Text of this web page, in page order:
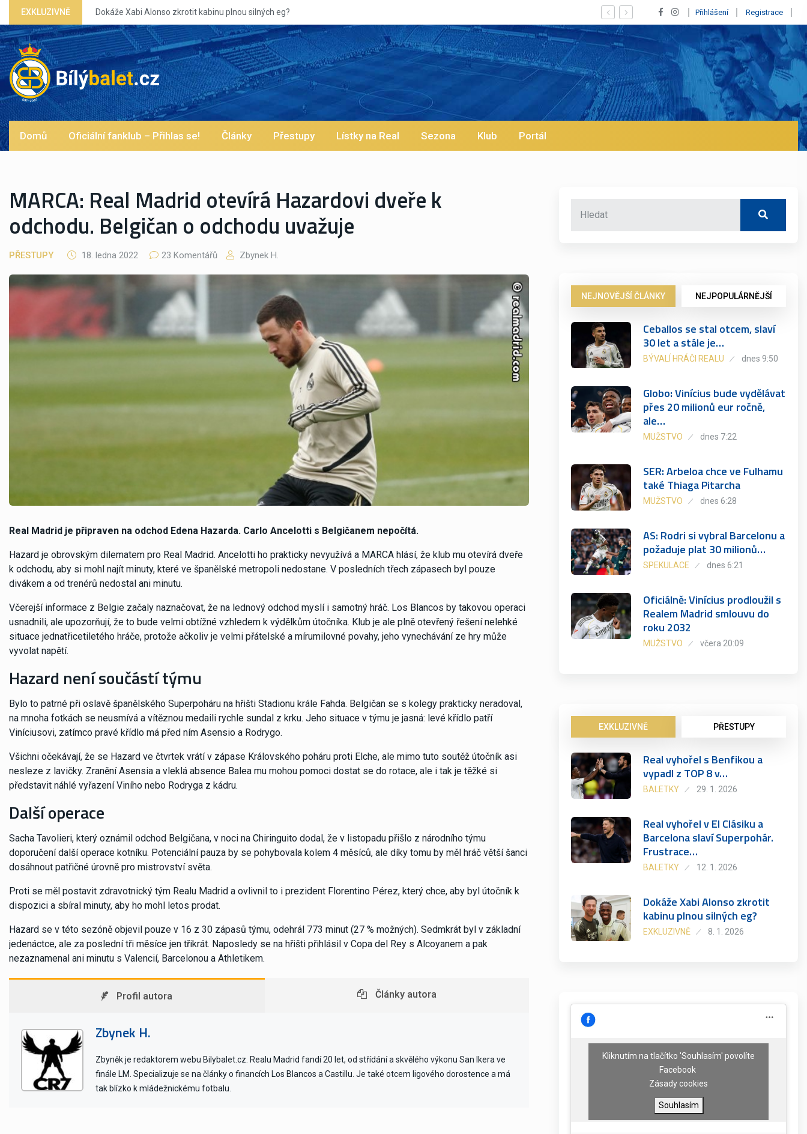
EXKLUZIVNĚDokáže Xabi Alonso zkrotit kabinu plnou silných eg? Vypískaný Vinícius! Blíží se jeho odchod z Realu a pustí
Přihlášení Registrace
Domů Oficiální fanklub – Přihlas se! Články Přestupy Lístky na Real Sezona Klub Portál
MARCA: Real Madrid otevírá Hazardovi dveře k
odchodu. Belgičan o odchodu uvažuje
PŘESTUPY 18. ledna 2022 23 Komentářů Zbynek H.
Real Madrid je připraven na odchod Edena Hazarda. Carlo Ancelotti s Belgičanem nepočítá.
Hazard je obrovským dilematem pro Real Madrid. Ancelotti ho prakticky nevyužívá a MARCA hlásí, že klub mu otevírá dveře
k odchodu, aby si mohl najít minuty, které ve španělské metropoli nedostane. V posledních třech zápasech byl pouze
divákem a od trenérů nedostal ani minutu.
Včerejší informace z Belgie začaly naznačovat, že na lednový odchod myslí i samotný hráč. Los Blancos by takovou operaci
usnadnili, ale upozorňují, že to bude velmi obtížné vzhledem k výdělkům útočníka. Klub je ale plně otevřený řešení nelehké
situace jednatřicetiletého hráče, protože ačkoliv je velmi přátelské a mírumilovné povahy, jeho vynechávání ze hry může
vyvolat napětí.
Hazard není součástí týmu
Bylo to patrné při oslavě španělského Superpoháru na hřišti Stadionu krále Fahda. Belgičan se s kolegy prakticky neradoval,
na mnoha fotkách se neusmívá a vítěznou medaili rychle sundal z krku. Jeho situace v týmu je jasná: levé křídlo patří
Viníciusovi, zatímco pravé křídlo má před ním Asensio a Rodrygo.
Všichni očekávají, že se Hazard ve čtvrtek vrátí v zápase Královského poháru proti Elche, ale mimo tuto soutěž útočník asi
nesleze z lavičky. Zranění Asensia a vleklá absence Balea mu mohou pomoci dostat se do rotace, ale i tak je těžké si
představit náhlé vyřazení Viního nebo Rodryga z kádru.
Další operace
Sacha Tavolieri, který oznámil odchod Belgičana, v noci na Chiringuito dodal, že v listopadu přišlo z národního týmu
doporučení další operace kotníku. Potenciální pauza by se pohybovala kolem 4 měsíců, ale díky tomu by měl hráč větší šanci
dosáhnout patřičné úrovně pro mistrovství světa.
Proti se měl postavit zdravotnický tým Realu Madrid a ovlivnil to i prezident Florentino Pérez, který chce, aby byl útočník k
dispozici a sbíral minuty, aby ho mohl letos prodat.
Hazard se v této sezóně objevil pouze v 16 z 30 zápasů týmu, odehrál 773 minut (27 % možných). Sedmkrát byl v základní
jedenáctce, ale za poslední tři měsíce jen třikrát. Naposledy se na hřišti přihlásil v Copa del Rey s Alcoyanem a pak
nezaznamenal ani minutu s Valencií, Barcelonou a Athletikem.
Profil autora Články autora
Zbynek H.
Zbyněk je redaktorem webu Bilybalet.cz. Realu Madrid fandí 20 let, od střídání a skvělého výkonu San Ikera ve
finále LM. Specializuje se na články o financích Los Blancos a Castillu. Je také otcem ligového dorostence a má
tak blízko k mládežnickému fotbalu.
NEJNOVĚJŠÍ ČLÁNKY NEJPOPULÁRNĚJŠÍ
Ceballos se stal otcem, slaví
30 let a stále je…
BÝVALÍ HRÁČI REALU dnes 9:50
Globo: Vinícius bude vydělávat
přes 20 milionů eur ročně,
ale…
MUŽSTVO dnes 7:22
SER: Arbeloa chce ve Fulhamu
také Thiaga Pitarcha
MUŽSTVO dnes 6:28
AS: Rodri si vybral Barcelonu a
požaduje plat 30 milionů…
SPEKULACE dnes 6:21
Oficiálně: Vinícius prodloužil s
Realem Madrid smlouvu do
roku 2032
MUŽSTVO včera 20:09
EXKLUZIVNĚ PŘESTUPY
Real vyhořel s Benfikou a
vypadl z TOP 8 v…
BALETKY 29. 1. 2026
Real vyhořel v El Clásiku a
Barcelona slaví Superpohár.
Frustrace…
BALETKY 12. 1. 2026
Dokáže Xabi Alonso zkrotit
kabinu plnou silných eg?
EXKLUZIVNĚ 8. 1. 2026
Kliknutím na tlačítko 'Souhlasím' povolíte
Facebook
Zásady cookies
Souhlasím